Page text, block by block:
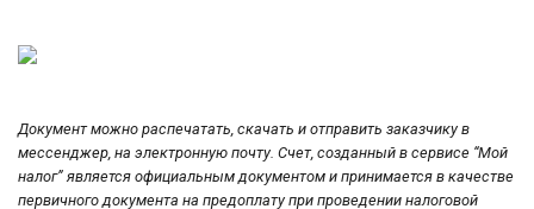
Документ можно распечатать, скачать и отправить заказчику в
мессенджер, на электронную почту. Счет, созданный в сервисе “Мой
налог” является официальным документом и принимается в качестве
первичного документа на предоплату при проведении налоговой